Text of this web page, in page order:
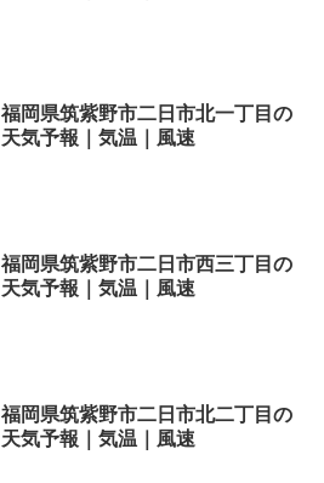
福岡県筑紫野市二日市北一丁目の
天気予報｜気温｜風速
福岡県筑紫野市二日市西三丁目の
天気予報｜気温｜風速
福岡県筑紫野市二日市北二丁目の
天気予報｜気温｜風速